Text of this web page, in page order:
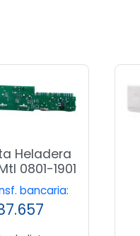
Heladera
0801-1901
bancaria: